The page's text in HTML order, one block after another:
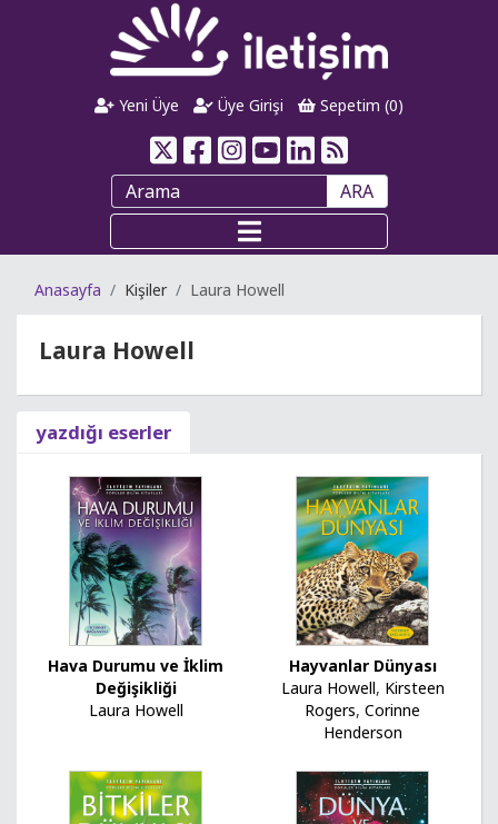
Yeni Üye Üye Girişi Sepetim (0)
ARA
Anasayfa Kişiler Laura Howell
Laura Howell
yazdığı eserler
Hava Durumu ve İklim
Değişikliği
Laura Howell
Hayvanlar Dünyası
Laura Howell, Kirsteen
Rogers, Corinne
Henderson